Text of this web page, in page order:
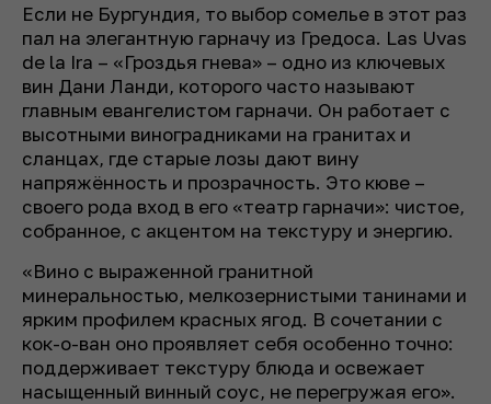
Если не Бургундия, то выбор сомелье в этот раз
пал на элегантную гарначу из Гредоса. Las Uvas
de la Ira – «Гроздья гнева» – одно из ключевых
вин Дани Ланди, которого часто называют
главным евангелистом гарначи. Он работает с
высотными виноградниками на гранитах и
сланцах, где старые лозы дают вину
напряжённость и прозрачность. Это кюве –
своего рода вход в его «театр гарначи»: чистое,
собранное, с акцентом на текстуру и энергию.
«Вино с выраженной гранитной
минеральностью, мелкозернистыми танинами и
ярким профилем красных ягод. В сочетании с
кок-о-ван оно проявляет себя особенно точно:
поддерживает текстуру блюда и освежает
насыщенный винный соус, не перегружая его».